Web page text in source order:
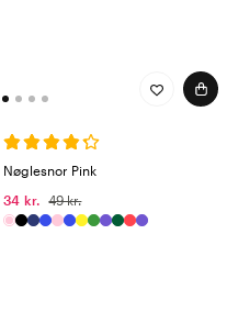
Nøglesnor Pink
34 kr.
49 kr.